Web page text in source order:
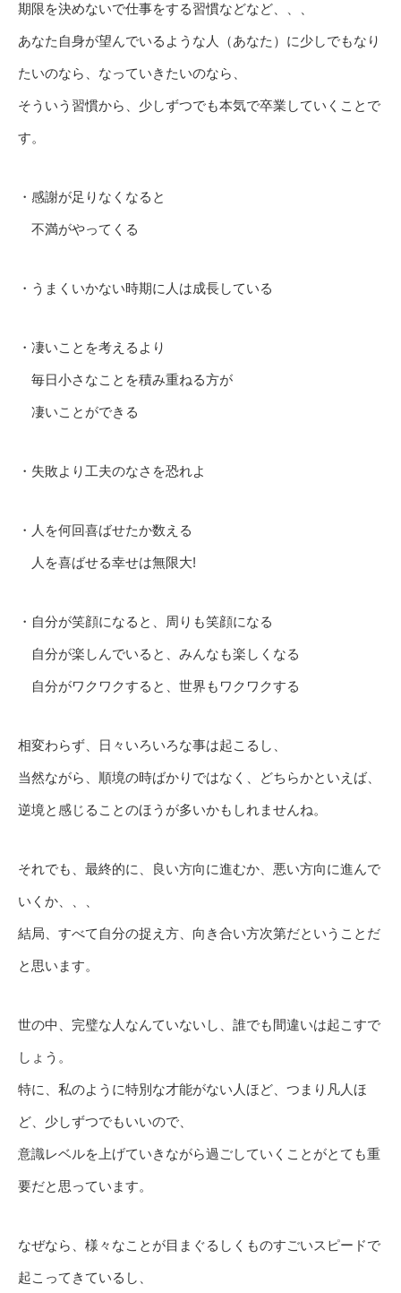
期限を決めないで仕事をする習慣などなど、、、
あなた自身が望んでいるような人（あなた）に少しでもなり
たいのなら、なっていきたいのなら、
そういう習慣から、少しずつでも本気で卒業していくことで
す。
・感謝が足りなくなると
不満がやってくる
・うまくいかない時期に人は成長している
・凄いことを考えるより
毎日小さなことを積み重ねる方が
凄いことができる
・失敗より工夫のなさを恐れよ
・人を何回喜ばせたか数える
人を喜ばせる幸せは無限大!
・自分が笑顔になると、周りも笑顔になる
自分が楽しんでいると、みんなも楽しくなる
自分がワクワクすると、世界もワクワクする
相変わらず、日々いろいろな事は起こるし、
当然ながら、順境の時ばかりではなく、どちらかといえば、
逆境と感じることのほうが多いかもしれませんね。
それでも、最終的に、良い方向に進むか、悪い方向に進んで
いくか、、、
結局、すべて自分の捉え方、向き合い方次第だということだ
と思います。
世の中、完璧な人なんていないし、誰でも間違いは起こすで
しょう。
特に、私のように特別な才能がない人ほど、つまり凡人ほ
ど、少しずつでもいいので、
意識レベルを上げていきながら過ごしていくことがとても重
要だと思っています。
なぜなら、様々なことが目まぐるしくものすごいスピードで
起こってきているし、